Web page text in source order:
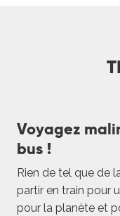
Voyagez
bus !
Rien de tel que de
partir en train pour
pour la planète et